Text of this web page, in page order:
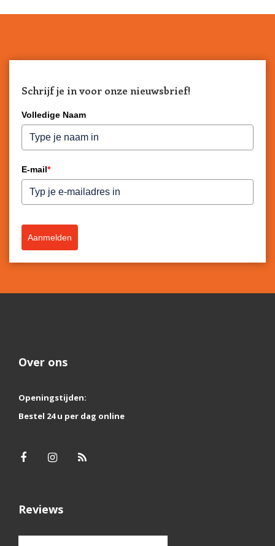
Schrijf je in voor onze nieuwsbrief!
Volledige Naam
E-mail*
Aanmelden
Over ons
Openingstijden:
Bestel 24 u per dag online
Reviews